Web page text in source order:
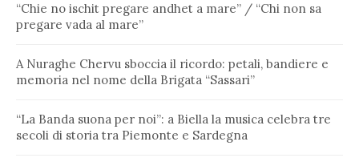
“Chie no ischit pregare andhet a mare” / “Chi non sa
pregare vada al mare”
A Nuraghe Chervu sboccia il ricordo: petali, bandiere e
memoria nel nome della Brigata “Sassari”
“La Banda suona per noi”: a Biella la musica celebra tre
secoli di storia tra Piemonte e Sardegna